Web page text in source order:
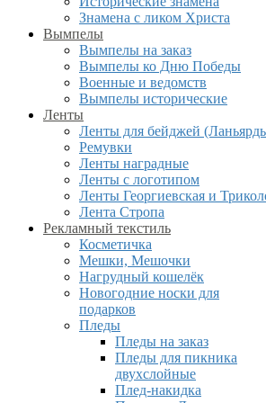
Знамена с ликом Христа
Вымпелы
Вымпелы на заказ
Вымпелы ко Дню Победы
Военные и ведомств
Вымпелы исторические
Ленты
Ленты для бейджей
Ремувки
Ленты наградные
Ленты с логотипом
Ленты Георгиевская и
Лента Стропа
Рекламный текстиль
Косметичка
Мешки, Мешочки
Нагрудный кошелёк
Новогодние носки для
подарков
Пледы
Пледы на заказ
Пледы для пикника
двухслойные
Плед-накидка